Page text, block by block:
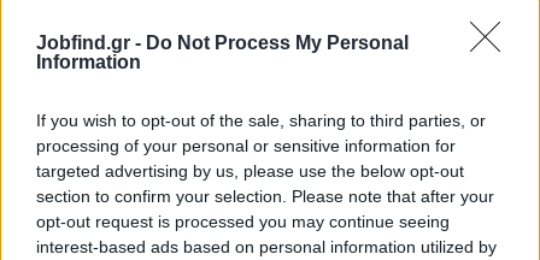
Jobfind.gr - Do Not Process My Personal
Information
If you wish to opt-out of the sale, sharing to third parties, or
processing of your personal or sensitive information for
targeted advertising by us, please use the below opt-out
section to confirm your selection. Please note that after your
opt-out request is processed you may continue seeing
interest-based ads based on personal information utilized by
Θέσεις εργασίας